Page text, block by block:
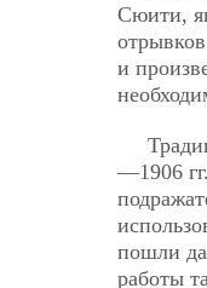
Сюити,
и
—1906
пошли
работы